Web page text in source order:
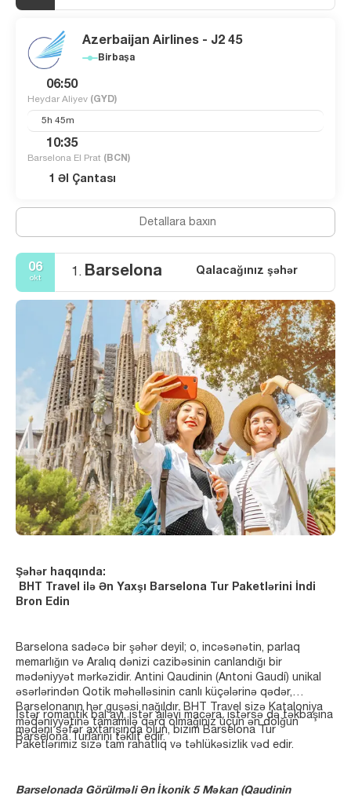
Azerbaijan Airlines - J2 45
Birbaşa
06:50
Heydar Aliyev (GYD)
5h 45m
10:35
Barselona El Prat (BCN)
1 Əl Çantası
Detallara baxın
06
okt 1. Barselona Qalacağınız şəhər
Şəhər haqqında:
BHT Travel ilə Ən Yaxşı Barselona Tur Paketlərini İndi
Bron Edin
Barselona sadəcə bir şəhər deyil; o, incəsənətin, parlaq
memarlığın və Aralıq dənizi cazibəsinin canlandığı bir
mədəniyyət mərkəzidir. Antini Qaudinin (Antoni Gaudí) unikal
əsərlərindən Qotik məhəlləsinin canlı küçələrinə qədər,
Barselonanın hər guşəsi nağıldır. BHT Travel sizə Kataloniya
mədəniyyətinə tamamilə qərq olmağınız üçün ən dolğun
Barselona Turlarını təklif edir.
İstər romantik bal ayı, istər ailəvi macəra, istərsə də təkbaşına
mədəni səfər axtarışında olun, bizim Barselona Tur
Paketlərimiz sizə tam rahatlıq və təhlükəsizlik vəd edir.
Barselonada Görülməli Ən İkonik 5 Məkan (Qaudinin